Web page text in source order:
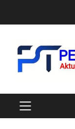
PRIMARY
MENU